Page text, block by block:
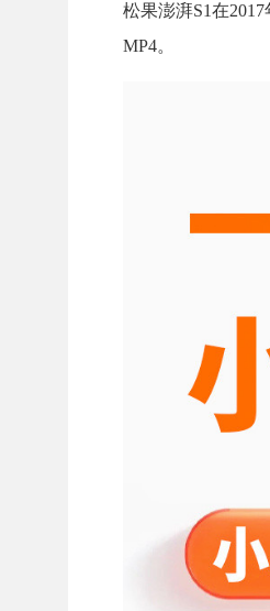
松果澎湃S1在
MP4。